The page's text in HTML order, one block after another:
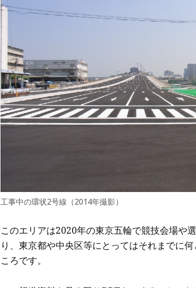
工事中の環状2号線（2014年撮影）
このエリアは2020年の東京五輪で競技会場や
り、東京都や中央区等にとってはそれまでに
ころです。